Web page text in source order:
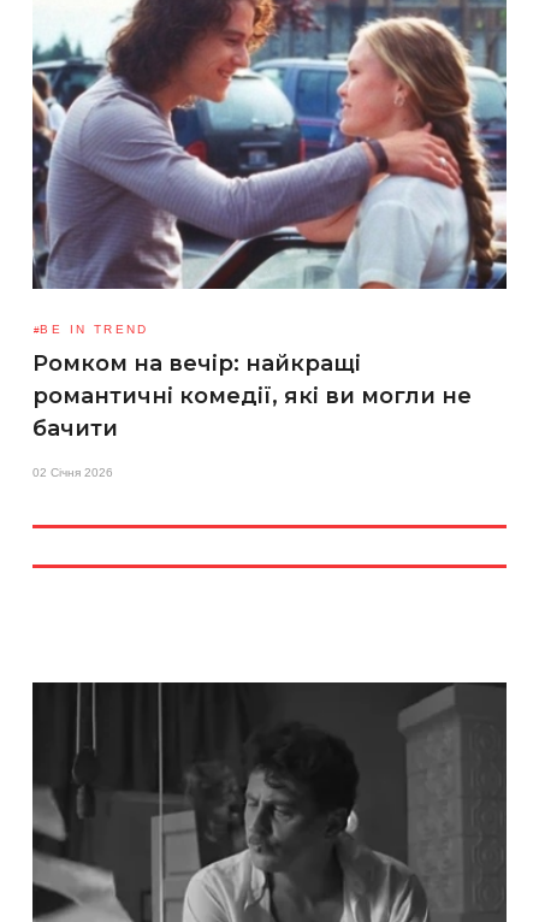
BE IN TREND
Ромком на вечір: найкращі
романтичні комедії, які ви могли не
бачити
02 Січня 2026